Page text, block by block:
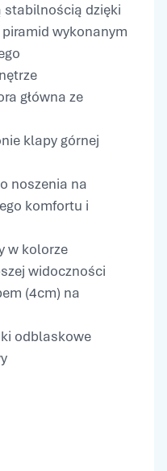
stabilnością dzięki
wykonanym
główna ze
klapy górnej
noszenia na
komfortu i
w kolorze
widoczności
(4cm) na
odblaskowe